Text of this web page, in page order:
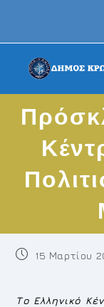
content
Post15 Μαρτίου
Το Ελληνικό